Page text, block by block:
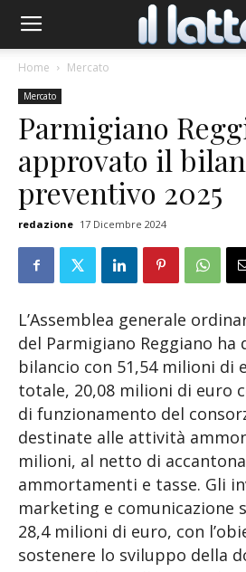
Home Mercato
Mercato
Parmigiano
approvato il
preventivo 2025
redazione 17 Dicembre 2024
L’Assemblea generale
del Parmigiano Reggiano ha
bilancio con 51,54 milioni di
totale, 20,08 milioni di euro
di funzionamento del
destinate alle attività
milioni, al netto di
ammortamenti e tasse. Gli
marketing e comunicazione
28,4 milioni di euro, con
sostenere lo sviluppo della